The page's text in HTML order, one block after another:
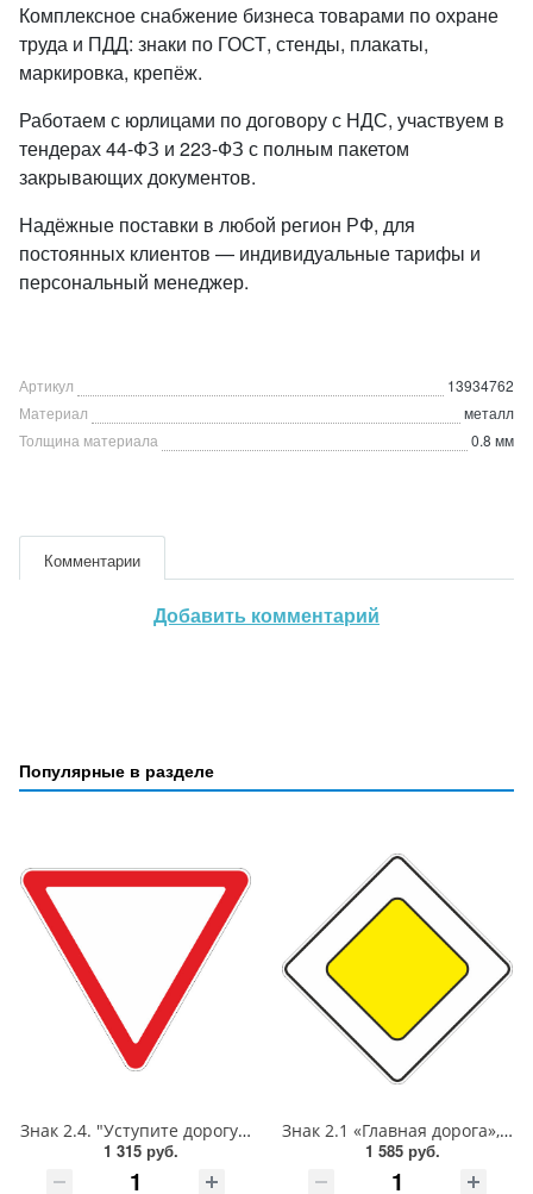
Комплексное снабжение бизнеса товарами по охране
труда и ПДД: знаки по ГОСТ, стенды, плакаты,
маркировка, крепёж.
Работаем с юрлицами по договору с НДС, участвуем в
тендерах 44-ФЗ и 223-ФЗ с полным пакетом
закрывающих документов.
Надёжные поставки в любой регион РФ, для
постоянных клиентов — индивидуальные тарифы и
персональный менеджер.
Артикул
13934762
Материал
металл
Толщина материала
0.8 мм
Комментарии
Добавить комментарий
Популярные в разделе
Знак 2.4. "Уступите дорогу",А=700,Тип А Коммерческая (3 года),металл 0.8 мм
1 315 руб.
Знак 2.1 «Главная дорога»,B=600,Тип А Коммерческая (3 года),металл 0.8 мм
1 585 руб.